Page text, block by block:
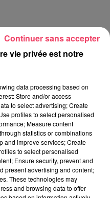
vie privée est notre
data processing based on
Store and/or access
to select advertising; Create
profiles to select personalised
Measure content
statistics or combinations
and improve services; Create
to select personalised
Ensure security, prevent and
present advertising and content;
These technologies may
and browsing data to offer
Continuer sans accepter